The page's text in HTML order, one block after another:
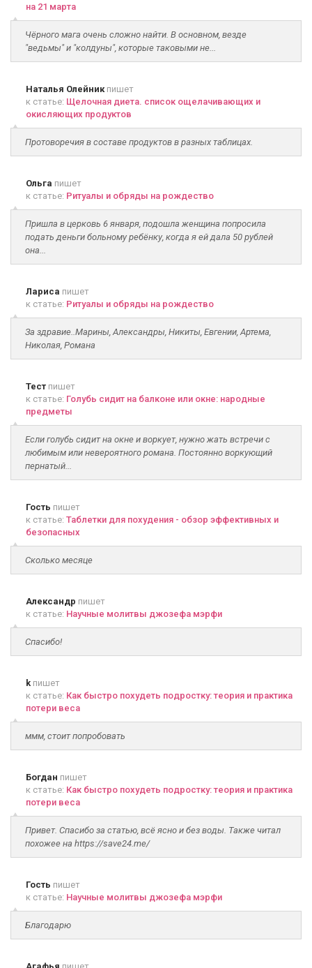
на 21 марта
Чёрного мага очень сложно найти. В основном, везде
"ведьмы" и "колдуны", которые таковыми не...
Наталья Олейникпишет
к статье: Щелочная диета. список ощелачивающих и
окисляющих продуктов
Протоворечия в составе продуктов в разных таблицах.
Ольга пишет
к статье: Ритуалы и обряды на рождество
Пришла в церковь 6 января, подошла женщина попросила
подать деньги больному ребёнку, когда я ей дала 50 рублей
она...
Лариса пишет
к статье: Ритуалы и обряды на рождество
За здравие..Марины, Александры, Никиты, Евгении, Артема,
Николая, Романа
Тест пишет
к статье: Голубь сидит на балконе или окне: народные
предметы
Если голубь сидит на окне и воркует, нужно жать встречи с
любимым или невероятного романа. Постоянно воркующий
пернатый...
Гость пишет
к статье: Таблетки для похудения - обзор эффективных и
безопасных
Сколько месяце
Александр пишет
к статье: Научные молитвы джозефа мэрфи
Спасибо!
k пишет
к статье: Как быстро похудеть подростку: теория и практика
потери веса
ммм, стоит попробовать
Богдан пишет
к статье: Как быстро похудеть подростку: теория и практика
потери веса
Привет. Спасибо за статью, всё ясно и без воды. Также читал
похожее на https://save24.me/
Гость пишет
к статье: Научные молитвы джозефа мэрфи
Благодарю